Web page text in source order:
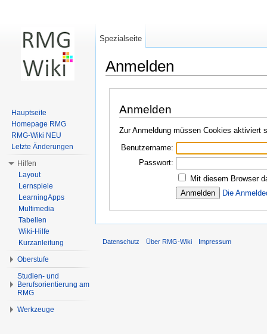
Anmelden
Anmelden
Zur Anmeldung müssen Cookies aktiviert
Benutzername:
Passwort:
Mit diesem Browser
Die
Spezialseite
Hauptseite
Homepage RMG
RMG-Wiki NEU
Letzte Änderungen
Hilfen
Layout
Lernspiele
LearningApps
Multimedia
Tabellen
Wiki-Hilfe
Kurzanleitung
Oberstufe
Studien- und
Berufsorientierung am
RMG
Werkzeuge
Datenschutz Über RMG-Wiki Impressum